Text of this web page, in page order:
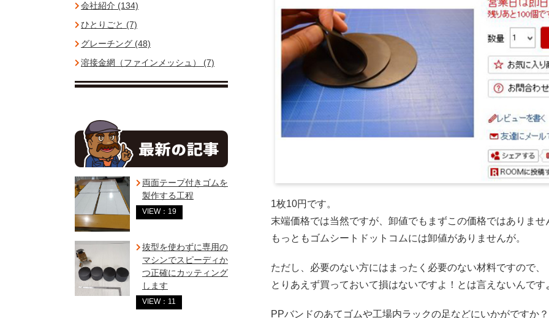
1枚10円です。
末端価格では当然ですが、卸値でもまずこの価格ではありませ
もっともゴムシートドットコムには卸値がありませんが。
ただし、必要のない方にはまったく必要のない材料ですので、
とりあえず買っておいて損はないですよ！とは言えないんです
PPバンドのあてゴムや工場内ラックの足などにいかがですか？
会社紹介 (134)
ひとりごと (7)
グレーチング (48)
溶接金網（ファインメッシュ） (7)
両面テープ付きゴムを
製作する工程
VIEW：19
抜型を使わずに専用の
マシンでスピーディか
つ正確にカッティング
します
VIEW：11